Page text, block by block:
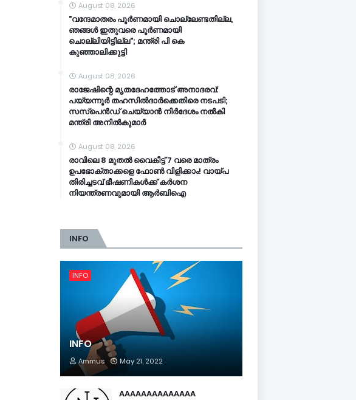
August 08, 2026
"വന്ദേമാതരം പൂർണമായി ചൊല്ലേണ്ടതില്ല,
ഞങ്ങൾ ഇതുവരെ പൂർണമായി
ചൊല്ലിയിട്ടില്ല"; മന്ത്രി പി കെ
കുഞ്ഞാലിക്കുട്ടി
August 08, 2026
രാജേഷിന്റെ മൃതദേഹത്തോട് അനാദരവ്:
പയ്യന്നൂർ തഹസിൽദാർക്കെതിരെ നടപടി;
സസ്‌പെൻഡ് ചെയ്യാൻ നിർദേശം നൽകി
മന്ത്രി അനിൽകുമാർ
August 08, 2026
രാവിലെ 8 മുതൽ വൈകീട്ട് 7 വരെ മാത്രം
ഉപഭോക്താക്കളെ ഫോൺ വിളിക്കാം! വായ്പ
തിരിച്ചടവ് ഭീഷണികൾക്ക് കർശന
നിയന്ത്രണവുമായി ആർബിഐ
INFO
INFO
INFO
Ammus May 21, 2022
AAAAAAAAAAAAAA